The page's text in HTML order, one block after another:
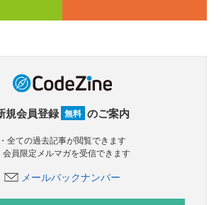
規会員登録 無料 のご案内
・全ての過去記事が閲覧できます
会員限定メルマガを受信できます
メールバックナンバー